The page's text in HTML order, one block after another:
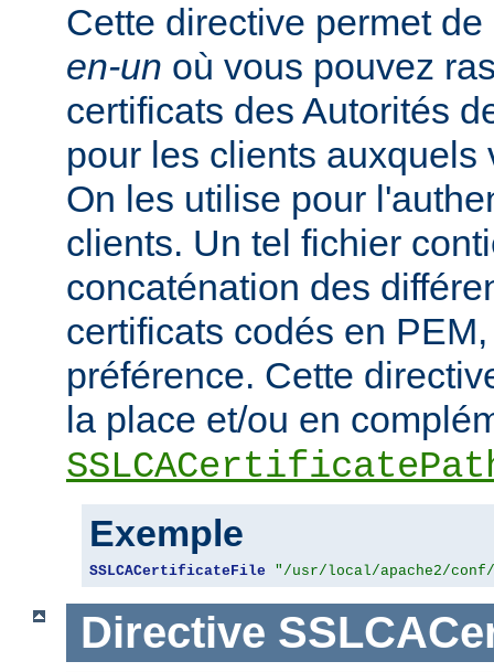
Cette directive permet
en-un où vous pouvez
certificats des Autorités
pour les clients auxquels
On les utilise pour
clients. Un tel fichier
concaténation des
certificats codés en
préférence. Cette
la place et/ou en
Exemple
SSLCACertificateFile "/usr/local/apache2/
Directive